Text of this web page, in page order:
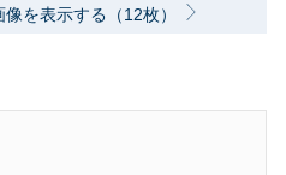
を表示する（12枚）